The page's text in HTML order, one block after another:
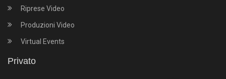
Riprese Video
Produzioni Video
Virtual Events
Privato